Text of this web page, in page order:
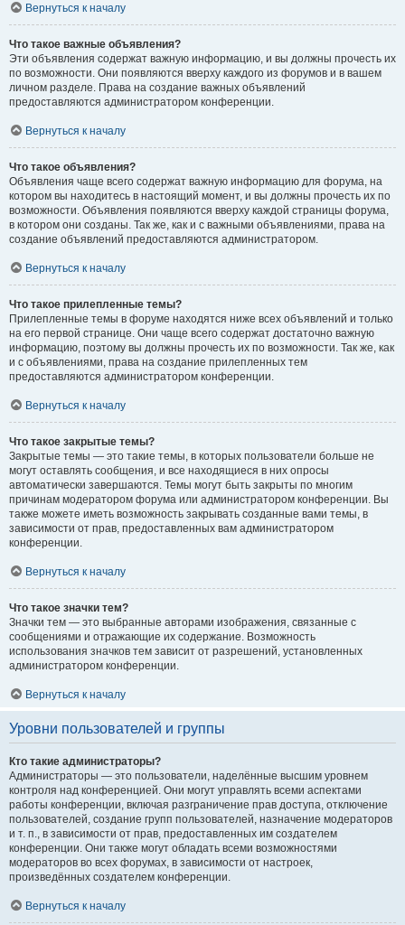
Вернуться к началу
Что такое важные объявления?
Эти объявления содержат важную информацию, и вы должны прочесть их
по возможности. Они появляются вверху каждого из форумов и в вашем
личном разделе. Права на создание важных объявлений
предоставляются администратором конференции.
Вернуться к началу
Что такое объявления?
Объявления чаще всего содержат важную информацию для форума, на
котором вы находитесь в настоящий момент, и вы должны прочесть их по
возможности. Объявления появляются вверху каждой страницы форума,
в котором они созданы. Так же, как и с важными объявлениями, права на
создание объявлений предоставляются администратором.
Вернуться к началу
Что такое прилепленные темы?
Прилепленные темы в форуме находятся ниже всех объявлений и только
на его первой странице. Они чаще всего содержат достаточно важную
информацию, поэтому вы должны прочесть их по возможности. Так же, как
и с объявлениями, права на создание прилепленных тем
предоставляются администратором конференции.
Вернуться к началу
Что такое закрытые темы?
Закрытые темы — это такие темы, в которых пользователи больше не
могут оставлять сообщения, и все находящиеся в них опросы
автоматически завершаются. Темы могут быть закрыты по многим
причинам модератором форума или администратором конференции. Вы
также можете иметь возможность закрывать созданные вами темы, в
зависимости от прав, предоставленных вам администратором
конференции.
Вернуться к началу
Что такое значки тем?
Значки тем — это выбранные авторами изображения, связанные с
сообщениями и отражающие их содержание. Возможность
использования значков тем зависит от разрешений, установленных
администратором конференции.
Вернуться к началу
Уровни пользователей и группы
Кто такие администраторы?
Администраторы — это пользователи, наделённые высшим уровнем
контроля над конференцией. Они могут управлять всеми аспектами
работы конференции, включая разграничение прав доступа, отключение
пользователей, создание групп пользователей, назначение модераторов
и т. п., в зависимости от прав, предоставленных им создателем
конференции. Они также могут обладать всеми возможностями
модераторов во всех форумах, в зависимости от настроек,
произведённых создателем конференции.
Вернуться к началу